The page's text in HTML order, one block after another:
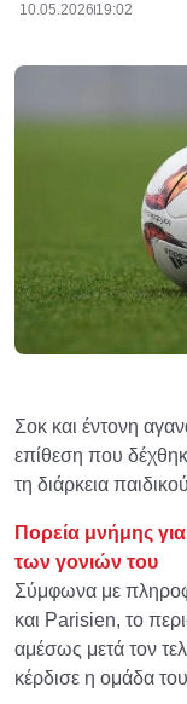
10.05.2026 19:02
Σοκ και έντονη
επίθεση που
τη διάρκεια
Πορεία μνήμης
των γονιών του
Σύμφωνα με
και Parisien, το
αμέσως μετά τον
κέρδισε η ομάδα